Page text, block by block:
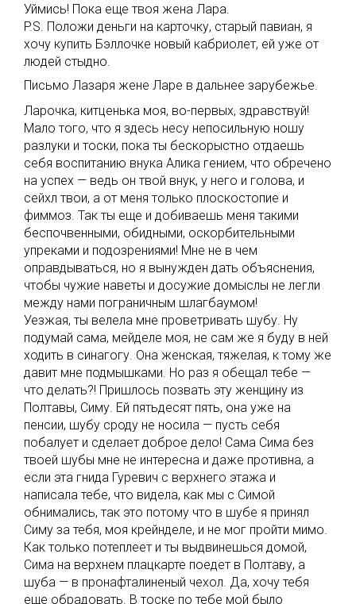
Уймись! Пока еще твоя жена Лара.
P.S. Положи деньги на карточку, старый павиан, я
хочу купить Бэллочке новый кабриолет, ей уже от
людей стыдно.
Письмо Лазаря жене Ларе в дальнее зарубежье.
Ларочка, китценька моя, во-первых, здравствуй!
Мало того, что я здесь несу непосильную ношу
разлуки и тоски, пока ты бескорыстно отдаешь
себя воспитанию внука Алика гением, что обречено
на успех — ведь он твой внук, у него и голова, и
сейхл твои, а от меня только плоскостопие и
фиммоз. Так ты еще и добиваешь меня такими
беспочвенными, обидными, оскорбительными
упреками и подозрениями! Мне не в чем
оправдываться, но я вынужден дать объяснения,
чтобы чужие наветы и досужие домыслы не легли
между нами пограничным шлагбаумом!
Уезжая, ты велела мне проветривать шубу. Ну
подумай сама, мейделе моя, не сам же я буду в ней
ходить в синагогу. Она женская, тяжелая, к тому же
давит мне подмышками. Но раз я обещал тебе —
что делать?! Пришлось позвать эту женщину из
Полтавы, Симу. Ей пятьдесят пять, она уже на
пенсии, шубу сроду не носила — пусть себя
побалует и сделает доброе дело! Сама Сима без
твоей шубы мне не интересна и даже противна, а
если эта гнида Гуревич с верхнего этажа и
написала тебе, что видела, как мы с Симой
обнимались, так это потому что в шубе я принял
Симу за тебя, моя крейнделе, и не мог пройти мимо.
Как только потеплеет и ты выдвинешься домой,
Сима на верхнем плацкарте поедет в Полтаву, а
шуба — в пронафталиненый чехол. Да, хочу тебя
еще обрадовать. В тоске по тебе мой было